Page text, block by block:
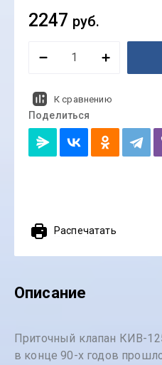
2247 руб.
К сравнению
Поделиться
Распечатать
Описание
Приточный клапан КИВ-
в конце 90-х годов